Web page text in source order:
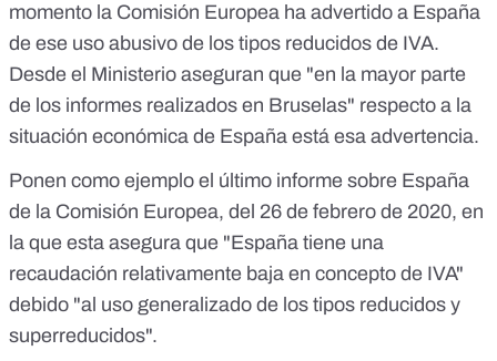
momento la Comisión Europea ha advertido a España
de ese uso abusivo de los tipos reducidos de IVA.
Desde el Ministerio aseguran que "en la mayor parte
de los informes realizados en Bruselas" respecto a la
situación económica de España está esa advertencia.
Ponen como ejemplo el último informe sobre España
de la Comisión Europea, del 26 de febrero de 2020, en
la que esta asegura que "España tiene una
recaudación relativamente baja en concepto de IVA"
debido "al uso generalizado de los tipos reducidos y
superreducidos".